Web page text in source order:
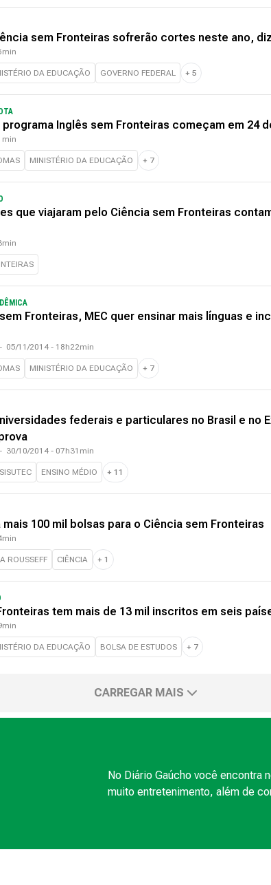
sem Fronteiras sofrerão cortes neste ano,
DA EDUCAÇÃO GOVERNO FEDERAL + 5
Inglês sem Fronteiras começam em 24
MINISTÉRIO DA EDUCAÇÃO + 7
que viajaram pelo Ciência sem Fronteiras
Fronteiras, MEC quer ensinar mais línguas e
- 05/11/2014 - 18h22min
MINISTÉRIO DA EDUCAÇÃO + 7
federais e particulares no Brasil e no
- 30/10/2014 - 07h31min
SISUTEC ENSINO MÉDIO + 11
mais 100 mil bolsas para o Ciência sem Fronteiras
ROUSSEFF CIÊNCIA + 1
tem mais de 13 mil inscritos em seis
DA EDUCAÇÃO BOLSA DE ESTUDOS + 7
CARREGAR MAIS
No Diário Gaúcho você encontra
muito entretenimento, além de